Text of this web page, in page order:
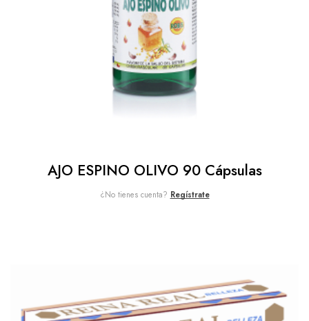
AJO ESPINO OLIVO 90 Cápsulas
¿No tienes cuenta? Regístrate